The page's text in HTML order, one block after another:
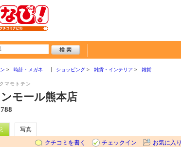
時計・メガネ ショッピング 雑貨・インテリア 雑貨
マモトテン
モール熊本店
写真
クチコミを書く
チェックイン お気に入り